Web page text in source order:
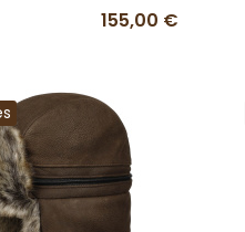
155,00 €